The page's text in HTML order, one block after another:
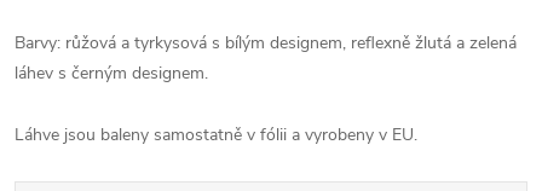
Barvy: růžová a tyrkysová s bílým designem, reflexně žlutá a zelená
láhev s černým designem.
Láhve jsou baleny samostatně v fólii a vyrobeny v EU.